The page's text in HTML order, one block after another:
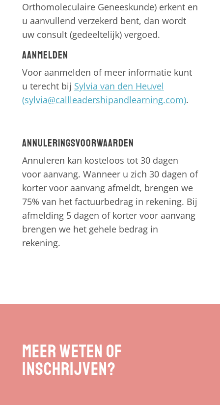
Orthomoleculaire Geneeskunde) erkent en
u aanvullend verzekerd bent, dan wordt
uw consult (gedeeltelijk) vergoed.
Aanmelden
Voor aanmelden of meer informatie kunt
u terecht bij Sylvia van den Heuvel
(sylvia@callleadershipandlearning.com).
Annuleringsvoorwaarden
Annuleren kan kosteloos tot 30 dagen
voor aanvang. Wanneer u zich 30 dagen of
korter voor aanvang afmeldt, brengen we
75% van het factuurbedrag in rekening. Bij
afmelding 5 dagen of korter voor aanvang
brengen we het gehele bedrag in
rekening.
Meer weten of
inschrijven?